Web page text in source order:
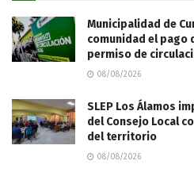
Municipalidad de
comunidad el pago
permiso de
08/08/2026
SLEP Los Álamos
del Consejo Local
del territorio
08/08/2026